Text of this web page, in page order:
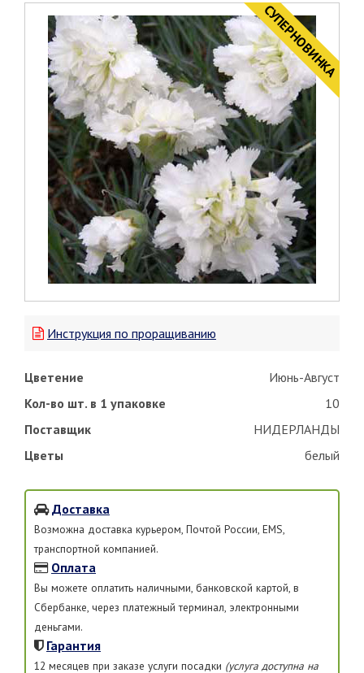
CУПЕРНОВИНКА
Инструкция по проращиванию
Цветение
Июнь-Август
Кол-во шт. в 1 упаковке
10
Поставщик
НИДЕРЛАНДЫ
Цветы
белый
Доставка
Возможна доставка курьером, Почтой России, EMS,
транспортной компанией.
Оплата
Вы можете оплатить наличными, банковской картой, в
Сбербанке, через платежный терминал, электронными
деньгами.
Гарантия
12 месяцев при заказе услуги посадки (услуга доступна на